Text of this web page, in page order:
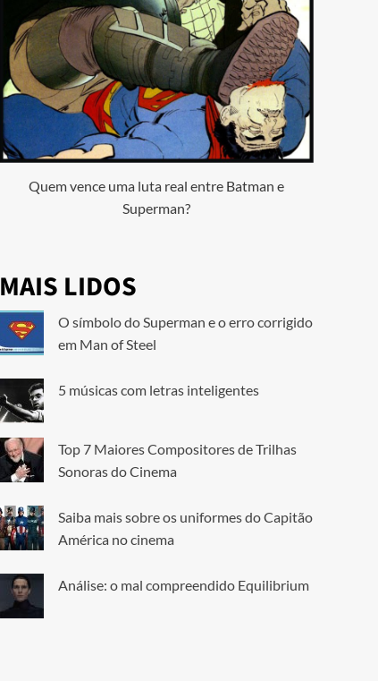
Quem vence uma luta real entre Batman e
Superman?
MAIS LIDOS
O símbolo do Superman e o erro corrigido
em Man of Steel
5 músicas com letras inteligentes
Top 7 Maiores Compositores de Trilhas
Sonoras do Cinema
Saiba mais sobre os uniformes do Capitão
América no cinema
Análise: o mal compreendido Equilibrium